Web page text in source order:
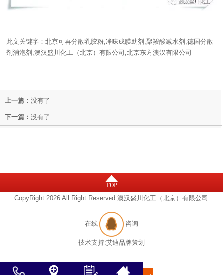
此文关键字：北京可再分散乳胶粉,净味成膜助剂,聚羧酸减水剂,德国分散
剂消泡剂,澳汉盛川化工（北京）有限公司,北京东方澳汉有限公司
上一篇： 没有了
下一篇： 没有了
TOP
CopyRight 2026 All Right Reserved 澳汉盛川化工（北京）有限公司
在线 咨询
技术支持:艾迪品牌策划